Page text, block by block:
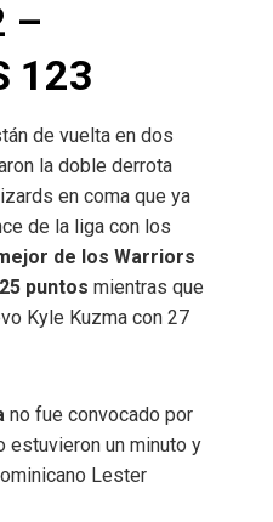
–
123
de vuelta en dos
la doble derrota
en coma que ya
de la liga con los
de los Warriors
puntos mientras que
Kyle Kuzma con 27
no fue convocado por
estuvieron un minuto y
Lester